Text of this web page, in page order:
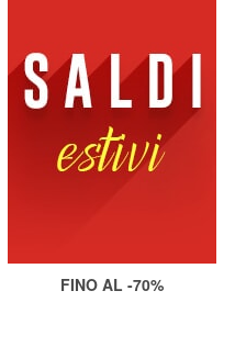
FINO AL -70%